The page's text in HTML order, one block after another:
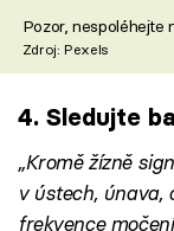
Pozor, nespoléhejte
Zdroj: Pexels
4. Sledujte
„Kromě žízně
v ústech, únava,
frekvence